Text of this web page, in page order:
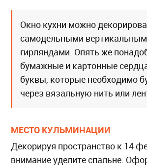
Окно кухни можно
самодельными
гирляндами. Опять же
бумажные и картонные
буквы, которые необходимо
через вязальную нить или
МЕСТО КУЛЬМИНАЦИИ
Декорируя пространство к 14
внимание уделите спальне.